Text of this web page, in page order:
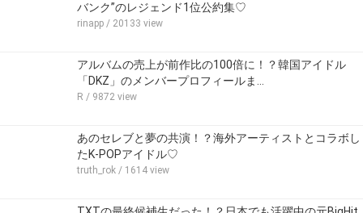
バンク”のレジェンド1位公約集♡
rinapp / 20133 view
アルバムの売上が前作比の100倍に！？韓国アイドル
「DKZ」のメンバープロフィールま…
R / 9872 view
あのセレブと夢の共演！？海外アーティストとコラボし
たK-POPアイドル♡
truth_rok / 1614 view